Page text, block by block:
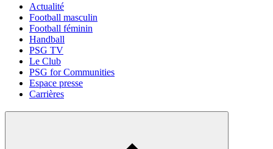
Actualité
Football masculin
Football féminin
Handball
PSG TV
Le Club
PSG for Communities
Espace presse
Carrières